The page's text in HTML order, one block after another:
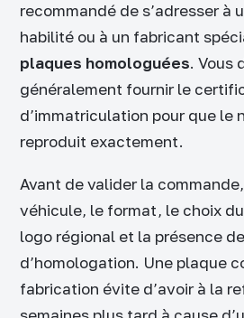
recommandé de s’adresser à
habilité ou à un fabricant
plaques homologuées. Vous
généralement fournir le
d’immatriculation pour que le
reproduit exactement.
Avant de valider la
véhicule, le format, le choix
logo régional et la présence
d’homologation. Une plaque
fabrication évite d’avoir à la